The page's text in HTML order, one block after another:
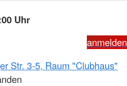
Uhr
anmelden
Str. 3-5, Raum "Clubhaus"